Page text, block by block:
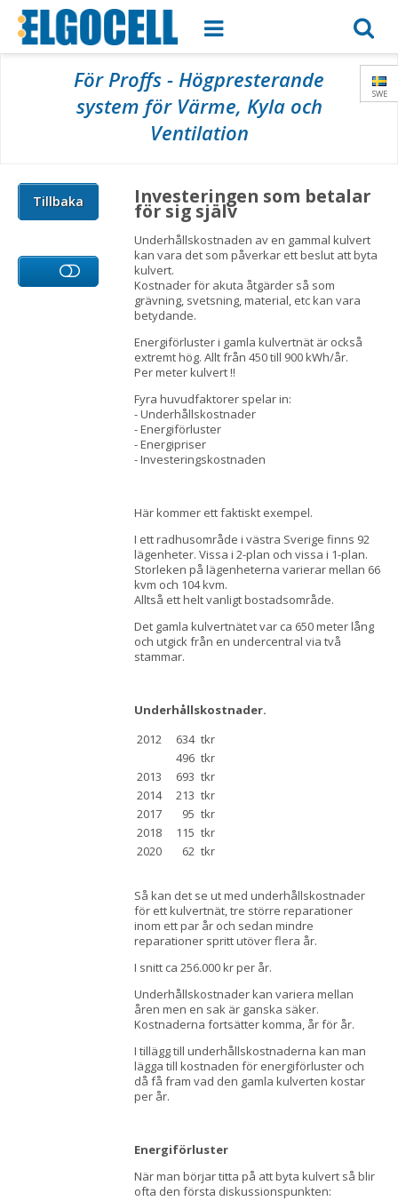
För Proffs - Högpresterande
system för Värme, Kyla och
Ventilation
SWE
Tillbaka Investeringen som betalar
för sig själv
Underhållskostnaden av en gammal kulvert
kan vara det som påverkar ett beslut att byta
kulvert.
Kostnader för akuta åtgärder så som
grävning, svetsning, material, etc kan vara
betydande.
Energiförluster i gamla kulvertnät är också
extremt hög. Allt från 450 till 900 kWh/år.
Per meter kulvert !!
Fyra huvudfaktorer spelar in:
- Underhållskostnader
- Energiförluster
- Energipriser
- Investeringskostnaden
Här kommer ett faktiskt exempel.
I ett radhusområde i västra Sverige finns 92
lägenheter. Vissa i 2-plan och vissa i 1-plan.
Storleken på lägenheterna varierar mellan 66
kvm och 104 kvm.
Alltså ett helt vanligt bostadsområde.
Det gamla kulvertnätet var ca 650 meter lång
och utgick från en undercentral via två
stammar.
Underhållskostnader.
2012
634 tkr
496 tkr
2013
693 tkr
2014
213 tkr
2017
95 tkr
2018
115 tkr
2020
62 tkr
Så kan det se ut med underhållskostnader
för ett kulvertnät, tre större reparationer
inom ett par år och sedan mindre
reparationer spritt utöver flera år.
I snitt ca 256.000 kr per år.
Underhållskostnader kan variera mellan
åren men en sak är ganska säker.
Kostnaderna fortsätter komma, år för år.
I tillägg till underhållskostnaderna kan man
lägga till kostnaden för energiförluster och
då få fram vad den gamla kulverten kostar
per år.
Energiförluster
När man börjar titta på att byta kulvert så blir
ofta den första diskussionspunkten: